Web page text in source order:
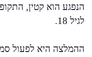
הנפגע הוא קטין,
לגיל 18.
ההמלצה היא לפעול